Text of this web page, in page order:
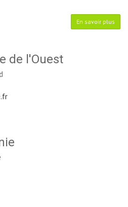
En savoir plus
de l'Ouest